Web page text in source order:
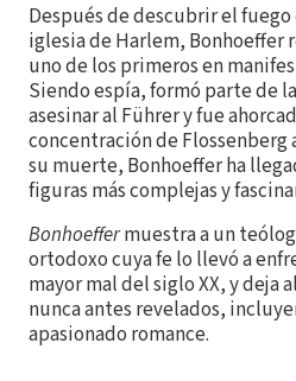
Después de descubrir el
iglesia de Harlem, Bonhoeffer
uno de los primeros en
Siendo espía, formó parte de
asesinar al Führer y fue
concentración de Flossenberg
su muerte, Bonhoeffer ha
figuras más complejas y
Bonhoeffermuestra a un
ortodoxo cuya fe lo llevó a
mayor mal del siglo XX, y deja
nunca antes revelados,
apasionado romance.